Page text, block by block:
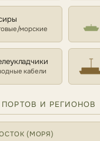
морские
кабели
ПОРТОВ И РЕГИОНОВ
(МОРЯ)